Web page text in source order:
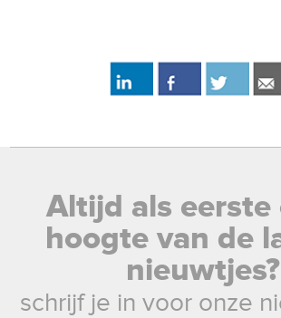
Altijd als eerste
hoogte van de
nieuwtjes?
schrijf je in voor onze